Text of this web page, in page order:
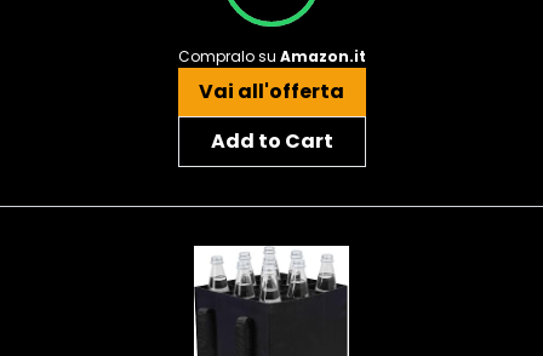
Compralo su Amazon.it
Vai all'offerta
Add to Cart